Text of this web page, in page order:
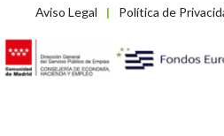
Aviso Legal | Política de